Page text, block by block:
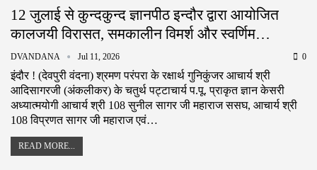
12 जुलाई से कुन्दकुन्द ज्ञानपीठ इन्दौर द्वारा आयोजित
कालजयी विरासत, समकालीन विमर्श और स्वर्णिम…
DVANDANA Jul 11, 2026 0
इंदौर ! (देवपुरी वंदना) श्रमण परंपरा के रक्षार्थ गुनिकुंजर आचार्य श्री
आदिसागरजी (अंकलीकर) के चतुर्थ पट्टाचार्य प.पू. प्राकृत ज्ञान केसरी
अध्यात्मयोगी आचार्य श्री 108 सुनील सागर जी महाराज ससघ, आचार्य श्री
108 विप्रणत सागर जी महाराज एवं…
READ MORE...